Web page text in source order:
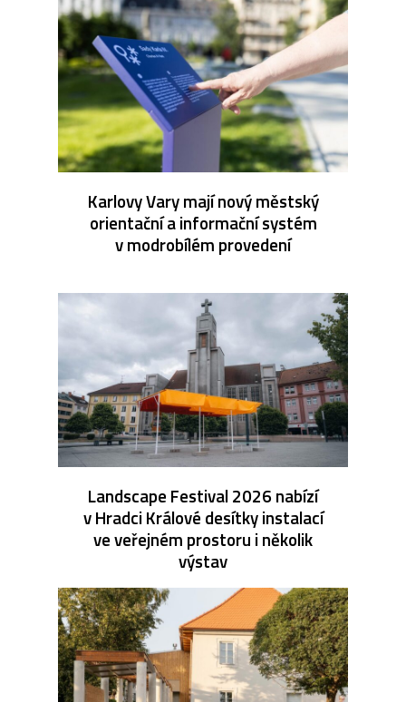
Karlovy Vary mají nový městský
orientační a informační systém
v modrobílém provedení
Landscape Festival 2026 nabízí
v Hradci Králové desítky instalací
ve veřejném prostoru i několik
výstav